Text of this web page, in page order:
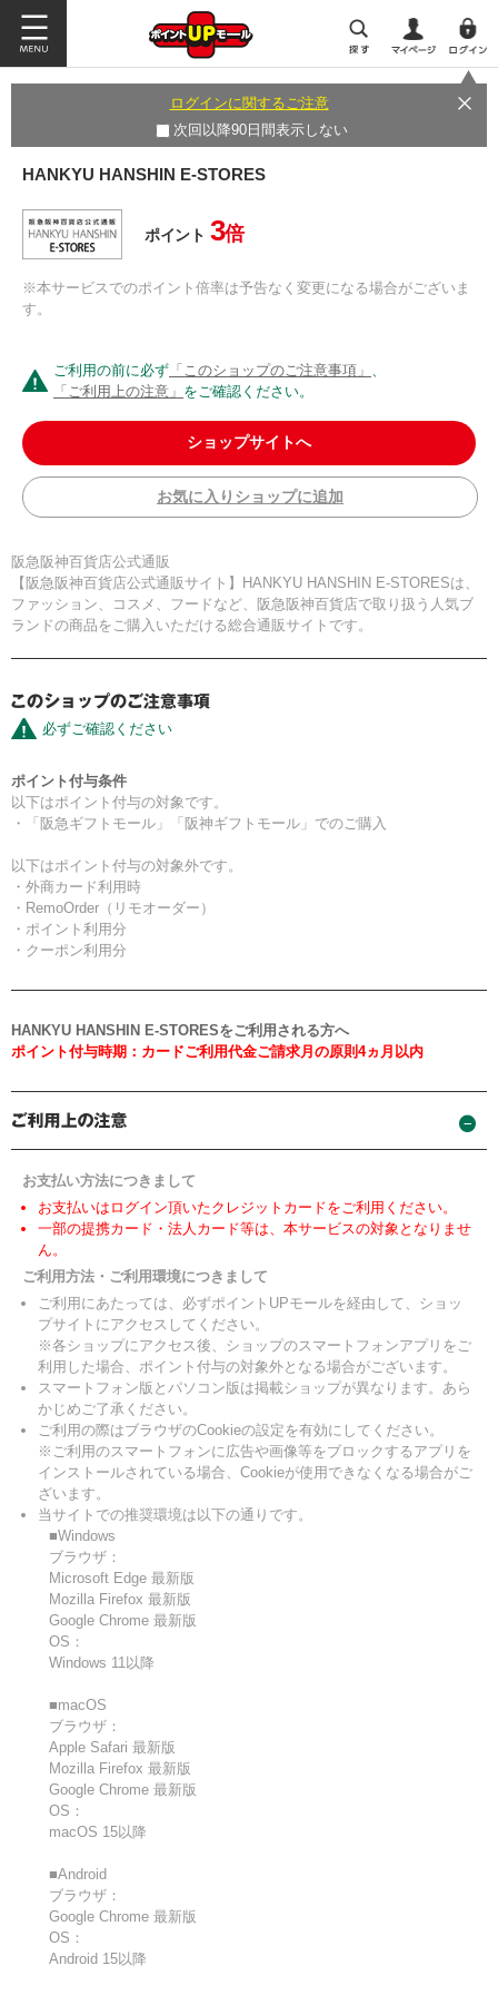
ログインに関するご注意
次回以降90日間表示しない
HANKYU HANSHIN E-STORES
ポイント 3倍
※本サービスでのポイント倍率は予告なく変更になる場合がございま
す。
ご利用の前に必ず 「このショップのご注意事項」 、
「ご利用上の注意」 をご確認ください。
ショップサイトへ
お気に入りショップに追加
阪急阪神百貨店公式通販
【阪急阪神百貨店公式通販サイト】HANKYU HANSHIN E-STORESは、
ファッション、コスメ、フードなど、阪急阪神百貨店で取り扱う人気ブ
ランドの商品をご購入いただける総合通販サイトです。
必ずご確認ください
ポイント付与条件
以下はポイント付与の対象です。
・「阪急ギフトモール」「阪神ギフトモール」でのご購入
以下はポイント付与の対象外です。
・外商カード利用時
・RemoOrder（リモオーダー）
・ポイント利用分
・クーポン利用分
HANKYU HANSHIN E-STORESをご利用される方へ
ポイント付与時期：カードご利用代金ご請求月の原則4ヵ月以内
お支払い方法につきまして
お支払いはログイン頂いたクレジットカードをご利用ください。
一部の提携カード・法人カード等は、本サービスの対象となりませ
ん。
ご利用方法・ご利用環境につきまして
ご利用にあたっては、必ずポイントUPモールを経由して、ショッ
プサイトにアクセスしてください。
※各ショップにアクセス後、ショップのスマートフォンアプリをご
利用した場合、ポイント付与の対象外となる場合がございます。
スマートフォン版とパソコン版は掲載ショップが異なります。あら
かじめご了承ください。
ご利用の際はブラウザのCookieの設定を有効にしてください。
※ご利用のスマートフォンに広告や画像等をブロックするアプリを
インストールされている場合、Cookieが使用できなくなる場合がご
ざいます。
当サイトでの推奨環境は以下の通りです。
■Windows
ブラウザ：
Microsoft Edge 最新版
Mozilla Firefox 最新版
Google Chrome 最新版
OS：
Windows 11以降
■macOS
ブラウザ：
Apple Safari 最新版
Mozilla Firefox 最新版
Google Chrome 最新版
OS：
macOS 15以降
■Android
ブラウザ：
Google Chrome 最新版
OS：
Android 15以降